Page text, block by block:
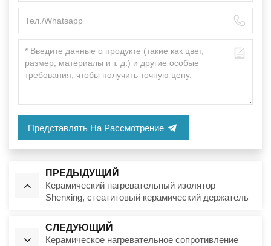
Представлять На Рассмотрение
ПРЕДЫДУЩИЙ
Керамический нагревательный изолятор
Shenxing, стеатитовый керамический держатель
СЛЕДУЮЩИЙ
Керамическое нагревательное сопротивление